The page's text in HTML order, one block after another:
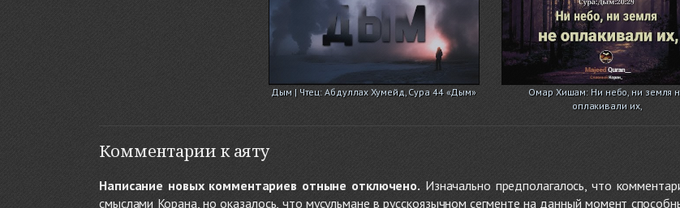
Дым | Чтец: Абдуллах Хумейд, Сура 44 «Дым»
Омар Хишам: Ни небо, ни земля
оплакивали их,
Комментарии к аяту
Написание новых комментариев отныне отключено. Изначально предполагалось, что
смыслами Корана, но оказалось, что мусульмане в русскоязычном сегменте на данный момент